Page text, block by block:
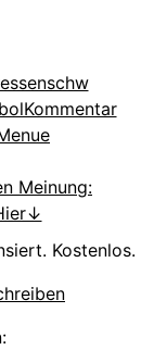
Meinung:
Kostenlos.